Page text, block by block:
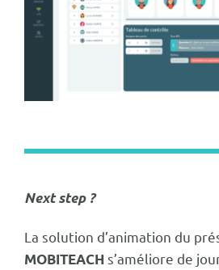
Next step ?
La solution d’animation du
MOBITEACH s’améliore de